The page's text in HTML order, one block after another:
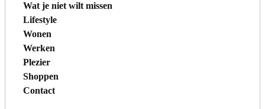
Wat je niet wilt missen
Lifestyle
Wonen
Werken
Plezier
Shoppen
Contact